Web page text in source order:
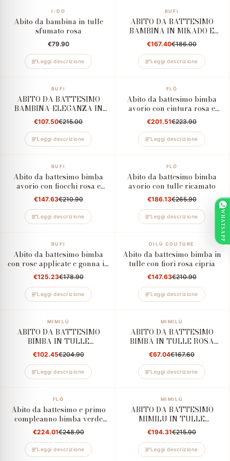
WHATSAPP
I-DO
Abito da bambina in tulle
sfumato rosa
€79.90
Leggi descrizione
BUFI
ABITO DA BATTESIMO
BAMBINA IN MIKADO E
TULLE A POIS CON
RICAMO E APPLICAZIONI
FLOREALI
€167.40€186.00
Leggi descrizione
BUFI
ABITO DA BATTESIMO
BAMBINA-ELEGANZA IN
ORGANZA CON FIORI
APPLICATI - BUFI
€107.50€215.00
Leggi descrizione
FLÒ
Abito da battesimo bimba
avorio con cintura rosa e
fascia coordinata
€201.51€223.90
Leggi descrizione
BUFI
Abito da battesimo bimba
avorio con fiocchi rosa e
gonna in tulle
€147.63€210.90
Leggi descrizione
FLÒ
Abito da battesimo bimba
avorio con tulle ricamato
€186.13€265.90
Leggi descrizione
BUFI
Abito da battesimo bimba
con rose applicate e gonna in
pizzo
€125.23€178.90
Leggi descrizione
DILÙ COUTURE
Abito da battesimo bimba in
tulle con fiori rosa cipria
€147.63€210.90
Leggi descrizione
MIMILÙ
ABITO DA BATTESIMO
BIMBA IN TULLE
RICAMATO - MIMILU'
€102.45€204.90
Leggi descrizione
MIMILÙ
ABITO DA BATTESIMO
BIMBA IN TULLE ROSA
CIPRIA
€67.04€167.60
Leggi descrizione
FLÒ
Abito da battesimo e primo
compleanno bimba verde
salvia e fascia coordinata
€224.01€248.90
Leggi descrizione
MIMILÙ
ABITO DA BATTESIMO
MIMILU IN TULLE
RICAMATO BIANCO LATTE
SU BASE ROSA CON
CINTURA FLOREALE
€194.31€215.90
Leggi descrizione